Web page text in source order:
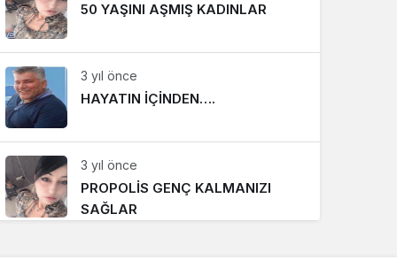
50 YAŞINI AŞMIŞ KADINLAR
3 yıl önce
HAYATIN İÇİNDEN….
3 yıl önce
PROPOLİS GENÇ KALMANIZI
SAĞLAR